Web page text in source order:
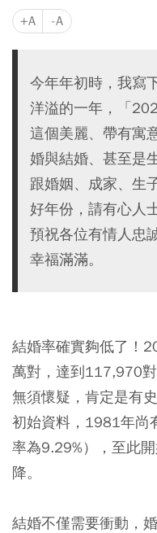
+A -A
今年年初時，我寫
洋溢的一年，「
這個美麗、帶有寓
婚與結婚、甚至是
跟婚姻、成家、生
好年份，請有心人
預祝各位有情人忠
幸福滿滿。
結婚率確實夠低了！
萬對，達到117,970
無須懷疑，肯定是有
初始資料，1981年尚
率為9.29%），至此
降。
結婚不僅需要衝動，